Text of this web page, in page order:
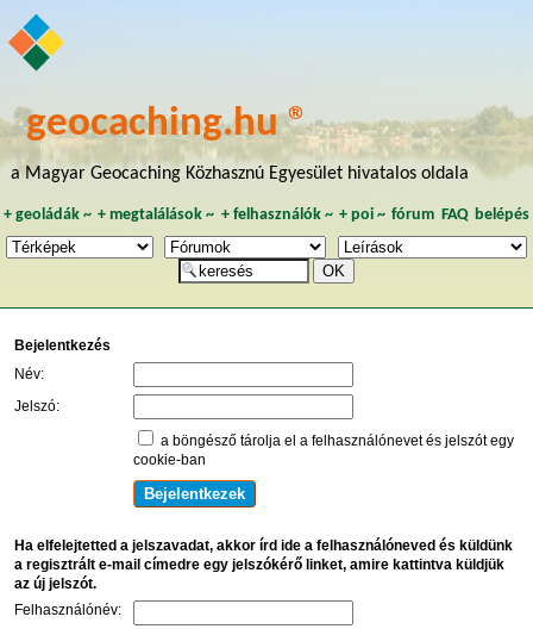
geocaching.hu ®
a Magyar Geocaching Közhasznú Egyesület hivatalos oldala
+ geoládák~ +megtalálások ~ + felhasználók~ + poi~ fórum FAQ belépés
Bejelentkezés
Név:
Jelszó:
a böngésző tárolja el a felhasználónevet és jelszót egy
cookie-ban
Ha elfelejtetted a jelszavadat, akkor írd ide a felhasználóneved és küldünk
a regisztrált e-mail címedre egy jelszókérő linket, amire kattintva küldjük
az új jelszót.
Felhasználónév: